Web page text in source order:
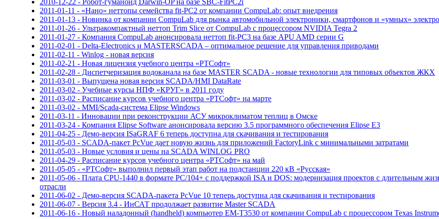
2010-12-22 - Робот-гуманоид Darwin-OP на базе SBC-FitPC2i
2011-01-11 - «Нано» неттопы семейства fit-PC2 от компании CompuLab: опыт внедрения
2011-01-13 - Новинка от компании CompuLab для рынка автомобильной электроники, смартфонов и «умных»
2011-01-26 - Ультракомпактный неттоп Trim Slice от CompuLab с процессором NVIDIA Tegra 2
2011-01-27 - Компания CompuLab анонсировала неттоп fit-PC3 на базе APU AMD серии G
2011-02-01 - Delta-Electronics и MASTERSCADA – оптимальное решение для управления приводами
2011-02-11 - Winlog - новая версия
2011-02-21 - Новая лицензия учебного центра «РТСофт»
2011-02-28 - Диспетчеризация водоканала на базе MASTER SCADA - новые технологии для типовых объектов ЖКХ
2011-03-01 - Выпущена новая версия SCADA/HMI DataRate
2011-03-02 - Учебные курсы НПФ «КРУГ» в 2011 году
2011-03-02 - Расписание курсов учебного центра «РТСофт» на марте
2011-03-02 - MMI/Scada-система Elipse Windows
2011-03-11 - Инновации при реконструкции АСУ микроклиматом теплиц в Омске
2011-03-24 - Компания Elipse Software анонсировала версию 3.5 программного обеспечения Elipse E3
2011-04-25 - Демо-версия ISaGRAF 6 теперь доступна для скачивания и тестирования
2011-05-03 - SCADA-пакет PcVue дает новую жизнь для приложений FactoryLink с минимальными затратами
2011-05-03 - Новые условия и цены на SCADA WINLOG PRO
2011-04-29 - Расписание курсов учебного центра «РТСофт» на май
2011-05-05 - «РТСофт» выполнил первый этап работ на подстанции 220 кВ «Русская»
2011-05-06 - Плата CPU-1440 в формате PC/104+ с поддержкой ISA и DOS: модернизация проектов с длительным
отрасли
2011-06-02 - Демо-версия SCADA-пакета PcVue 10 теперь доступна для скачивания и тестирования
2011-06-07 - Версия 3.4 - ИнСАТ продолжает развитие Master SCADA
2011-06-16 - Новый наладонный (handheld) компьютер EM-T3530 от компании CompuLab с процессором Texas